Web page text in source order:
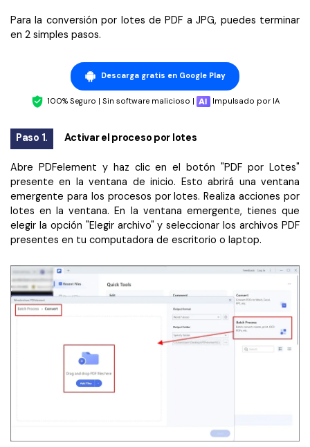
Para la conversión por lotes de PDF a JPG, puedes terminar
en 2 simples pasos.
Descarga gratis en Google Play
100% Seguro | Sin software malicioso | Impulsado por IA
Paso 1. Activar el proceso por lotes
Abre PDFelement y haz clic en el botón "PDF por Lotes"
presente en la ventana de inicio. Esto abrirá una ventana
emergente para los procesos por lotes. Realiza acciones por
lotes en la ventana. En la ventana emergente, tienes que
elegir la opción "Elegir archivo" y seleccionar los archivos PDF
presentes en tu computadora de escritorio o laptop.